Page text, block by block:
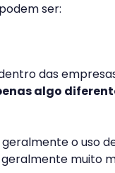
ser:
das
algo
o uso
muito